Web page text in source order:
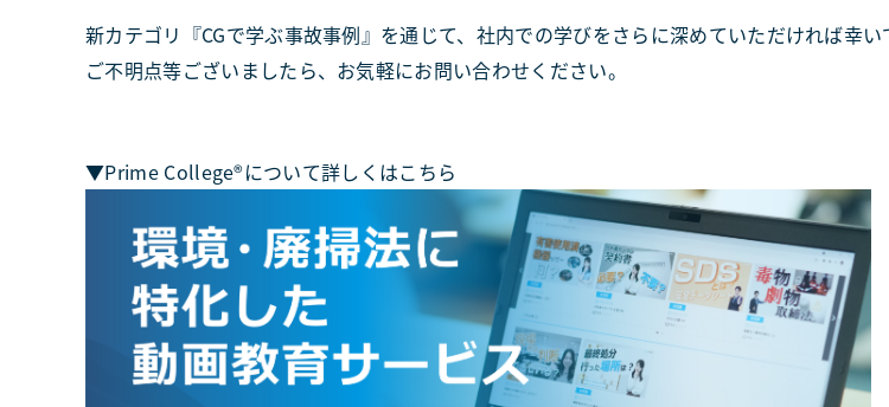
新カテゴリ『CGで学ぶ事故事例』を通じて、社内での学びをさらに深めていただければ幸い
ご不明点等ございましたら、お気軽にお問い合わせください。
▼Prime College®について詳しくはこちら